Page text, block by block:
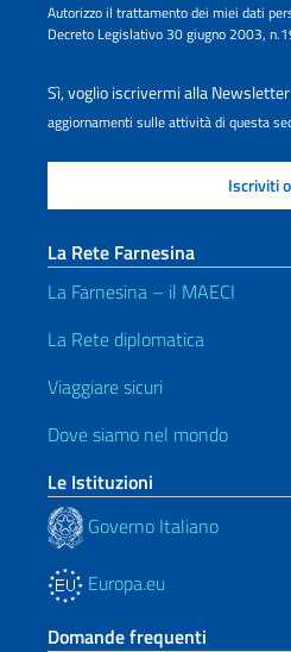
Autorizzo il trattamento dei miei dati
Decreto Legislativo 30 giugno 2003,
Sì, voglio iscrivermi alla
aggiornamenti sulle attività di questa
La Rete Farnesina
La Farnesina – il MAECI
La Rete diplomatica
Viaggiare sicuri
Dove siamo nel mondo
Le Istituzioni
Governo Italiano
Europa.eu
Domande frequenti